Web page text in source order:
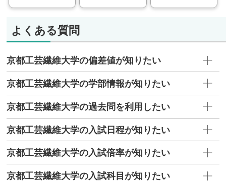
よくある質問
京都工芸繊維大学の偏差値が知りたい
京都工芸繊維大学の学部情報が知りたい
京都工芸繊維大学の過去問を利用したい
京都工芸繊維大学の入試日程が知りたい
京都工芸繊維大学の入試倍率が知りたい
京都工芸繊維大学の入試科目が知りたい